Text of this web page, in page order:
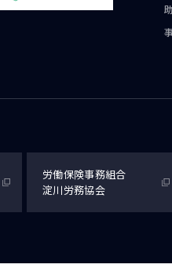
労働保険事務組合
淀川労務協会